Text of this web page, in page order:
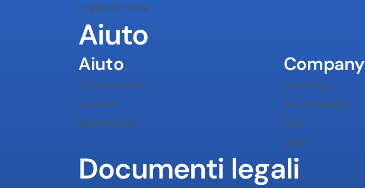
Progetti DIY Home
Aiuto
Aiuto
Centro assistenza
Contattaci
Segnala un bug
Company
Scopri bunq
Documenti legali
Premi
Lavori
Documenti legali